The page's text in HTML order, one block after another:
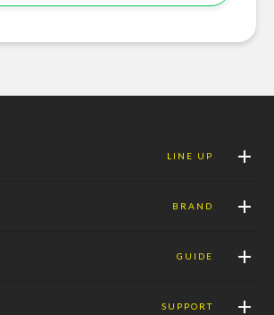
LINE UP
BRAND
GUIDE
SUPPORT